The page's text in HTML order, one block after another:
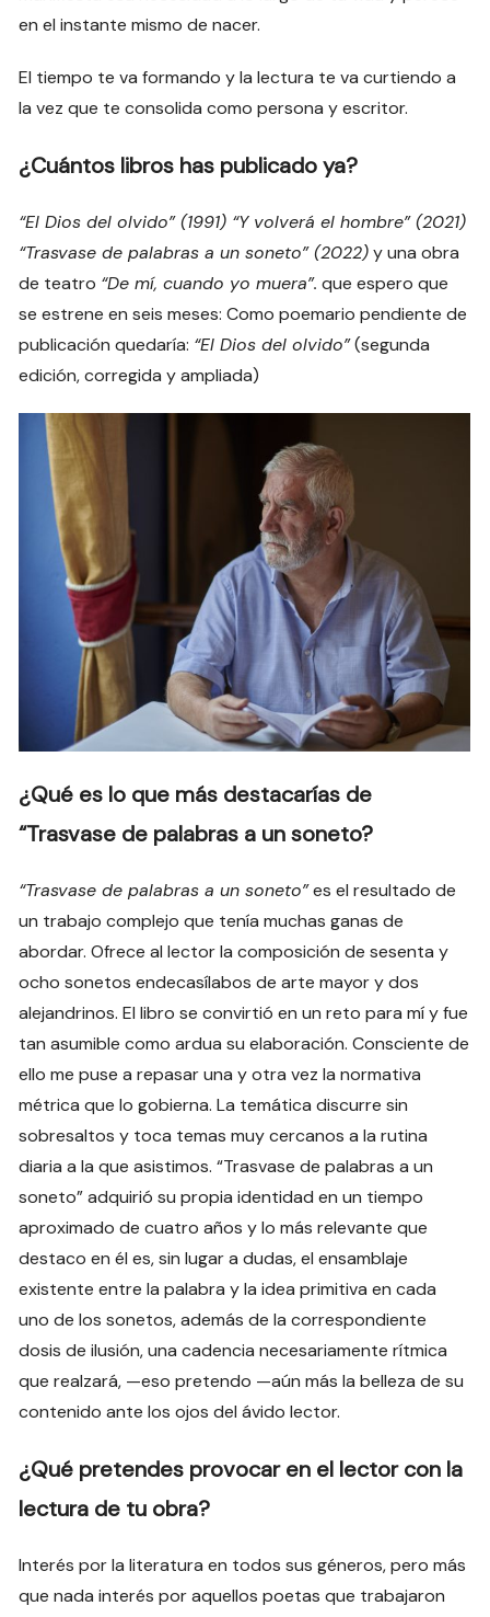
en el instante mismo de nacer.
El tiempo te va formando y la lectura te va curtiendo a
la vez que te consolida como persona y escritor.
¿Cuántos libros has publicado ya?
“El Dios del olvido” (1991) “Y volverá el hombre” (2021)
“Trasvase de palabras a un soneto” (2022)y una obra
de teatro “De mí, cuando yo muera”. que espero que
se estrene en seis meses: Como poemario pendiente de
publicación quedaría: “El Dios del olvido”(segunda
edición, corregida y ampliada)
¿Qué es lo que más destacarías de
“Trasvase de palabras a un soneto?
“Trasvase de palabras a un soneto”es el resultado de
un trabajo complejo que tenía muchas ganas de
abordar. Ofrece al lector la composición de sesenta y
ocho sonetos endecasílabos de arte mayor y dos
alejandrinos. El libro se convirtió en un reto para mí y fue
tan asumible como ardua su elaboración. Consciente de
ello me puse a repasar una y otra vez la normativa
métrica que lo gobierna. La temática discurre sin
sobresaltos y toca temas muy cercanos a la rutina
diaria a la que asistimos. “Trasvase de palabras a un
soneto” adquirió su propia identidad en un tiempo
aproximado de cuatro años y lo más relevante que
destaco en él es, sin lugar a dudas, el ensamblaje
existente entre la palabra y la idea primitiva en cada
uno de los sonetos, además de la correspondiente
dosis de ilusión, una cadencia necesariamente rítmica
que realzará, —eso pretendo —aún más la belleza de su
contenido ante los ojos del ávido lector.
¿Qué pretendes provocar en el lector con la
lectura de tu obra?
Interés por la literatura en todos sus géneros, pero más
que nada interés por aquellos poetas que trabajaron